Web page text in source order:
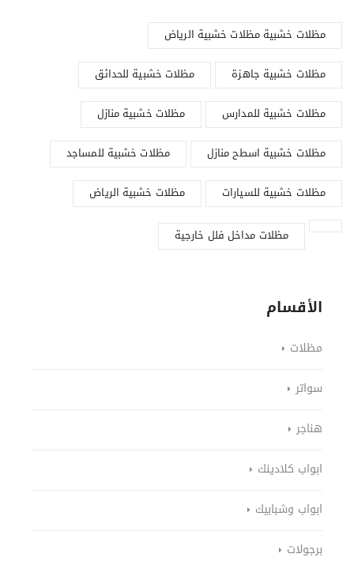
مظلات خشبية مظلات خشبية الرياض
مظلات خشبية للحدائق
مظلات خشبية جاهزة
مظلات خشبية منازل
مظلات خشبية للمدارس
مظلات خشبية للمساجد
مظلات خشبية اسطح منازل
مظلات خشبية الرياض
مظلات خشبية للسيارات
مظلات مداخل فلل خارجية
الأقسام
مظلات
سواتر
هناجر
ابواب كلادينك
ابواب وشبابيك
برجولات